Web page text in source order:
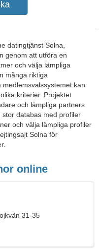
datingtjänst Solna,
genom att utföra en
och välja lämpliga
många riktiga
kan
kriterier. Projektet
och lämpliga partners
stor databas med profiler
och välja lämpliga profiler
Solna för
online
31-35